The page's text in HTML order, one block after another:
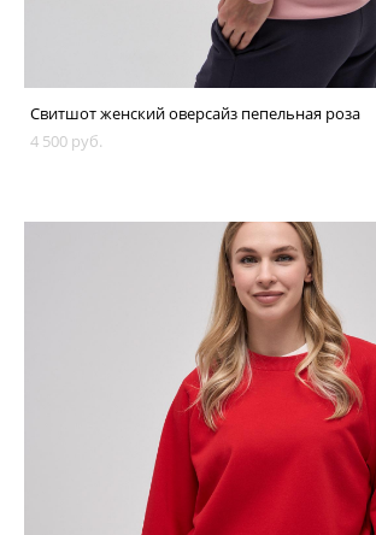
Свитшот женский оверсайз пепельная роза
4 500 pуб.